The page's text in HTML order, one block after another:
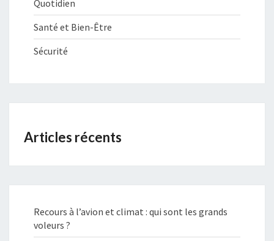
Quotidien
Santé et Bien-Être
Sécurité
Articles récents
Recours à l’avion et climat : qui sont les grands
voleurs ?